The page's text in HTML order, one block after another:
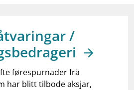
/
førespurnader frå
har blitt tilbode aksjar,